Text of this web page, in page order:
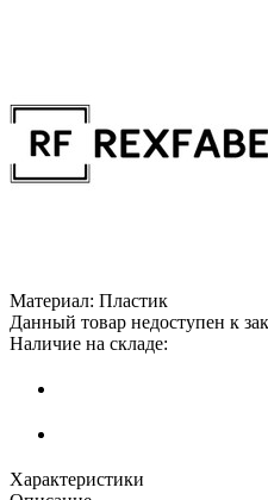
Материал: Пластик
Данный товар недоступен к
Наличие на складе:
Характеристики